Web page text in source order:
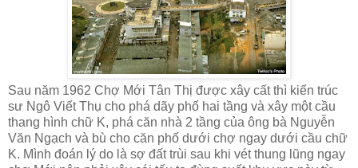
Sau năm 1962 Chợ Mới Tân Thị được xây cất thì kiến trúc
sư Ngô Viết Thụ cho phá dãy phố hai tầng và xây một cầu
thang hình chữ K, phá căn nhà 2 tầng của ông bà Nguyễn
Văn Ngạch và bù cho căn phố dưới chợ ngay dưới cầu chữ
K. Mình đoán lý do là sợ đất trùi sau khi vét thung lũng ngay